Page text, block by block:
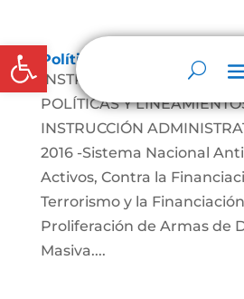
Abrir barra de herramientas
Políticas, lineamientos y
INSTRUCCIONES
POLÍTICAS Y
INSTRUCCIÓN
2016 -Sistema Nacional
Activos, Contra la
Terrorismo y la
Proliferación de Armas de
Masiva....